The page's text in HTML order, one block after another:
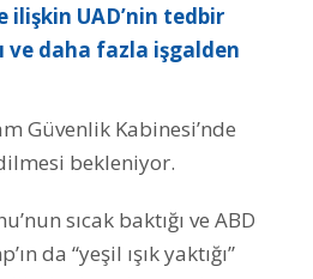
ilişkin UAD’nin tedbir
ve daha fazla işgalden
Güvenlik Kabinesi’nde
bekleniyor.
sıcak baktığı ve ABD
da “yeşil ışık yaktığı”